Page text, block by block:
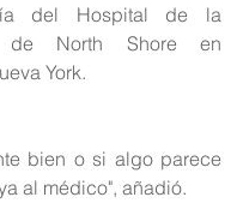
del Hospital de la
de North Shore en
York.
bien o si algo parece
al médico", añadió.